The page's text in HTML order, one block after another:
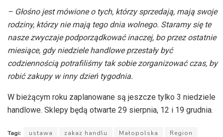
– Głośno jest mówione o tych, którzy sprzedają, mają swoje
rodziny, którzy nie mają tego dnia wolnego. Staramy się te
nasze zwyczaje podporządkować inaczej, bo przez ostatnie
miesiące, gdy niedziele handlowe przestały być
codziennością potrafiliśmy tak sobie zorganizować czas, by
robić zakupy w inny dzień tygodnia.
W bieżącym roku zaplanowane są jeszcze tylko 3 niedziele
handlowe. Sklepy będą otwarte 29 sierpnia, 12 i 19 grudnia.
Tagi: ustawa zakaz handlu Małopolska
Region